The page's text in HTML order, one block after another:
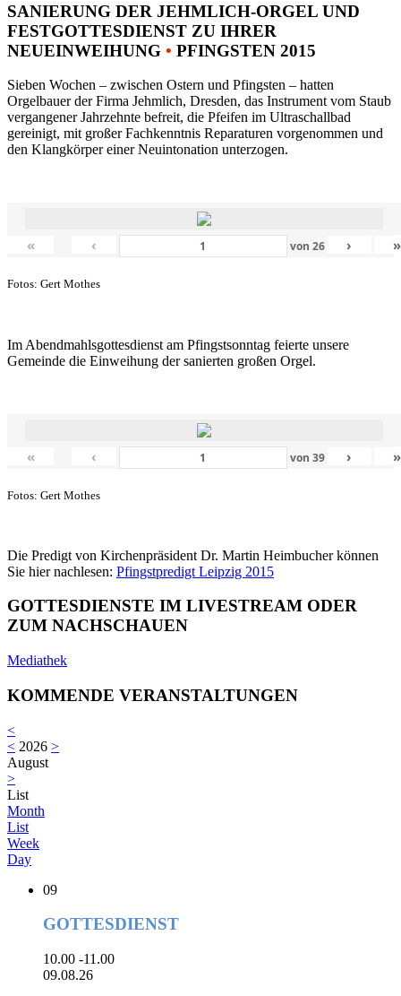
SANIERUNG DER JEHMLICH-ORGEL UND
FESTGOTTESDIENST ZU IHRER
NEUEINWEIHUNG • PFINGSTEN 2015
Sieben Wochen – zwischen Ostern und Pfingsten – hatten
Orgelbauer der Firma Jehmlich, Dresden, das Instrument vom Staub
vergangener Jahrzehnte befreit, die Pfeifen im Ultraschallbad
gereinigt, mit großer Fachkenntnis Reparaturen vorgenommen und
den Klangkörper einer Neuintonation unterzogen.
« ‹ von 26 › »
Fotos: Gert Mothes
Im Abendmahlsgottesdienst am Pfingstsonntag feierte unsere
Gemeinde die Einweihung der sanierten großen Orgel.
« ‹ von 39 › »
Fotos: Gert Mothes
Die Predigt von Kirchenpräsident Dr. Martin Heimbucher können
Sie hier nachlesen: Pfingstpredigt Leipzig 2015
GOTTESDIENSTE IM LIVESTREAM ODER
ZUM NACHSCHAUEN
Mediathek
KOMMENDE VERANSTALTUNGEN
<
< 2026 >
August
>
List
Month
List
Week
Day
09
GOTTESDIENST
10.00 -11.00
09.08.26